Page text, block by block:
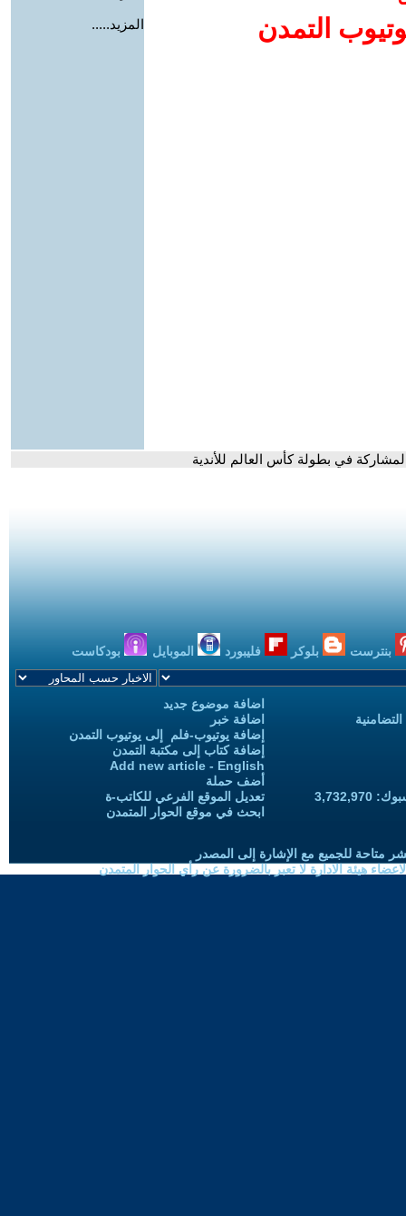
التمدن
المزيد.....
في بطولة كأس العالم للأندية
بنترست بلوكر فليبورد الموبايل بودكاست
اضافة موضوع جديد
اضافة خبر
إضافة يوتيوب-فلم إلى يوتيوب التمدن
إضافة كتاب إلى مكتبة التمدن
Add new article - English
أضف حملة
تعديل الموقع الفرعي للكاتب-ة
ابحث في موقع الحوار المتمدن
متاحة للجميع مع الإشارة إلى المصدر
هيئة الادارة لا تعبر بالضرورة عن رأي الحوار المتمدن